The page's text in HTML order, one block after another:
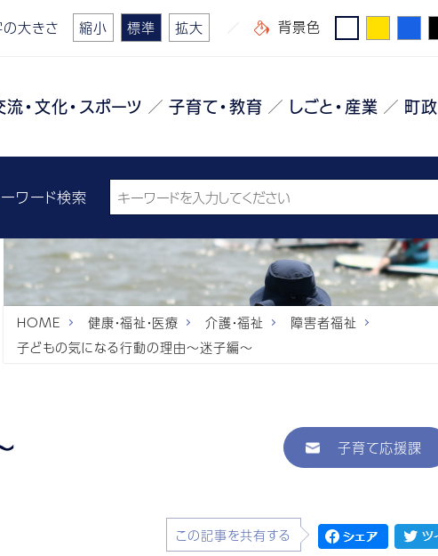
大きさ 縮小 標準 拡大 背景色
流・文化・スポーツ 子育て・教育 しごと・産業 町政
ワード検索
HOME 健康・福祉・医療 介護・福祉
障害者福祉
子どもの気になる行動の理由～迷子編～
子育て応援課
この記事を共有する